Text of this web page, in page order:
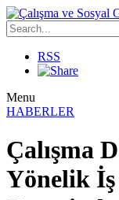
RSS
Menu
HABERLER
Çalışma
Yönelik İş